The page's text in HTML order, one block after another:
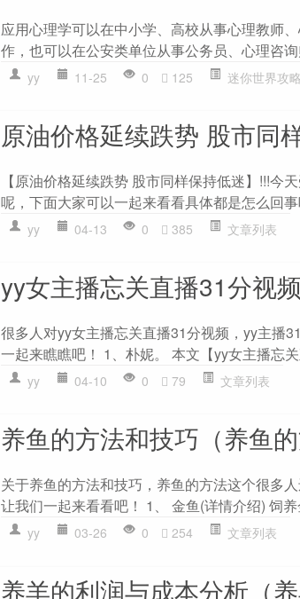
应用心理学可以在中小学、高校从事心理教师
作，也可以在公安类单位从事公务员、心理咨
yy 11-25 0 125 迷你世界攻略
原油价格延续跌势 股市同
【原油价格延续跌势 股市同样保持低迷】!!!今
呢，下面大家可以一起来看看具体都是怎么回
yy 04-13 0 385 文章列表
yy女主播忘关直播31分视
很多人对yy女主播忘关直播31分视频，yy主播
一起来瞧瞧吧！ 1、朴妮。 本文【yy女主播忘
yy 04-10 0 79 文章列表
养鱼的方法和技巧（养鱼的
关于养鱼的方法和技巧，养鱼的方法这个很多
让我们一起来看看吧！ 1、 金鱼(详情介绍) 饲养
yy 03-26 0 254 文章列表
养羊的利润与成本分析（养